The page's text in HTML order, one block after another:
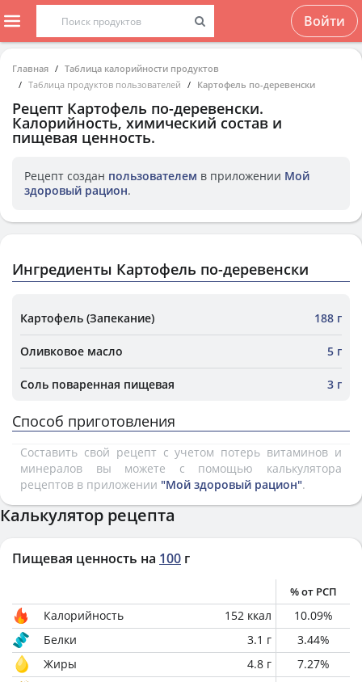
Войти
Главная
Таблица калорийности продуктов
Таблица продуктов пользователей
Картофель по-деревенски
Рецепт Картофель по-деревенски.
Калорийность, химический состав и
пищевая ценность.
Рецепт создан пользователем в приложении Мой
здоровый рацион.
Ингредиенты Картофель по-деревенски
Картофель (Запекание) 188 г
Оливковое масло 5 г
Соль поваренная пищевая 3 г
Способ приготовления
Составить свой рецепт с учетом потерь витаминов и
минералов вы можете с помощью калькулятора
рецептов в приложении "Мой здоровый рацион".
Калькулятор рецепта
Пищевая ценность на 100 г
% от РСП
Калорийность 152 ккал 10.09%
Белки
3.1 г 3.44%
Жиры
4.8 г 7.27%